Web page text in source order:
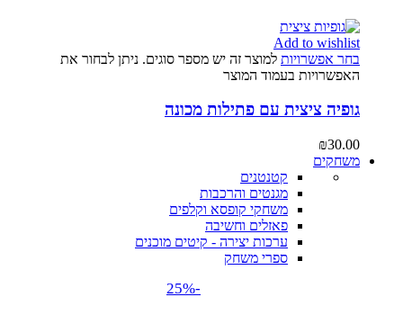
Add to wishlist
בחר אפשרויות למוצר זה יש מספר סוגים. ניתן לבחור את
האפשרויות בעמוד המוצר
גופיה ציצית עם פתילות מכונה
₪30.00
משחקים
קטנטנים
מגנטים והרכבות
משחקי קופסא וקלפים
פאזלים וחשיבה
ערכות יצירה - קיטים מוכנים
ספרי משחק
-25%